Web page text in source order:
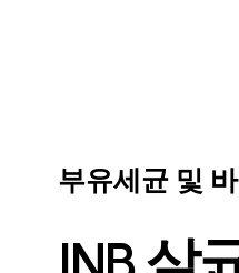
부유세균 및